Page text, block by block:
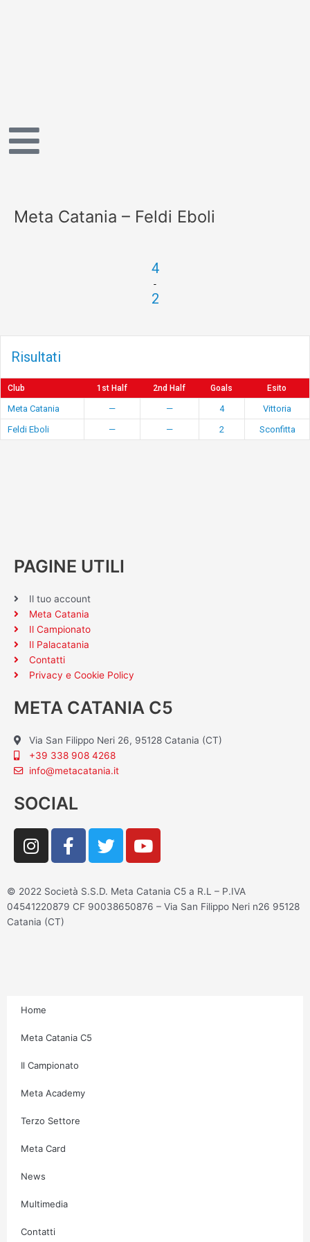
Meta Catania – Feldi Eboli
4
-
2
Risultati
Club 1st Half 2nd Half Goals Esito
Meta Catania — — 4
Vittoria
Feldi Eboli
— — 2 Sconfitta
PAGINE UTILI
Il tuo account
Meta Catania
Il Campionato
Il Palacatania
Contatti
Privacy e Cookie Policy
META CATANIA C5
Via San Filippo Neri 26, 95128 Catania (CT)
+39 338 908 4268
info@metacatania.it
SOCIAL
I
n
t
a
g
F
a
e
b
T
w
t
t
Y
o
t
u
© 2022 Società S.S.D. Meta Catania C5 a R.L – P.IVA
04541220879 CF 90038650876 – Via San Filippo Neri n26 95128
Catania (CT)
Home
Meta Catania C5
Il Campionato
Meta Academy
Terzo Settore
Meta Card
News
Multimedia
Contatti